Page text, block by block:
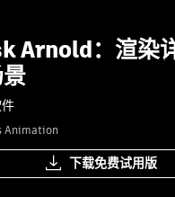
Arnold：渲染
Animation
下载免费试用版